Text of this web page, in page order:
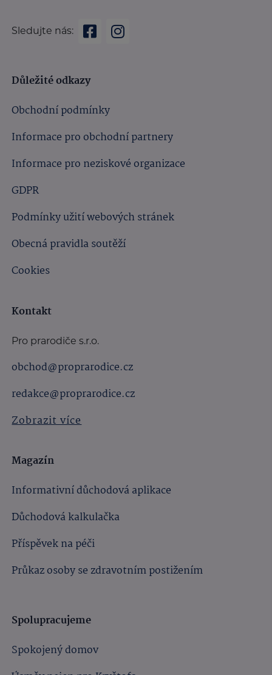
Sledujte nás:
Důležité odkazy
Obchodní podmínky
Informace pro obchodní partnery
Informace pro neziskové organizace
GDPR
Podmínky užití webových stránek
Obecná pravidla soutěží
Cookies
Kontakt
Pro prarodiče s.r.o.
obchod@proprarodice.cz
redakce@proprarodice.cz
Zobrazit více
Magazín
Informativní důchodová aplikace
Důchodová kalkulačka
Příspěvek na péči
Průkaz osoby se zdravotním postižením
Spolupracujeme
Spokojený domov